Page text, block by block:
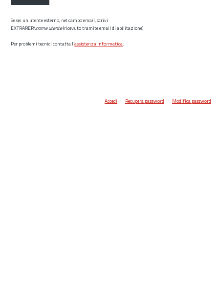
Se sei un utente esterno, nel campo email, scrivi
EXTRARER\nome utente(ricevuto tramite email di abilitazione)
Per problemi tecnici contatta l’assistenza informatica.
Accedi Recupera password Modifica password